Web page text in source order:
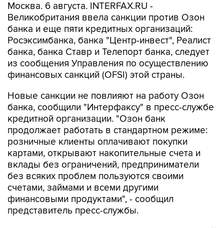
Москва. 6 августа. INTERFAX.RU -
Великобритания ввела санкции против Озон
банка и еще пяти кредитных организаций:
Росэксимбанка, банка "Центр-инвест", Реалист
банка, банка Ставр и Телепорт банка, следует
из сообщения Управления по осуществлению
финансовых санкций (OFSI) этой страны.
Новые санкции не повлияют на работу Озон
банка, сообщили "Интерфаксу" в пресс-службе
кредитной организации. "Озон банк
продолжает работать в стандартном режиме:
розничные клиенты оплачивают покупки
картами, открывают накопительные счета и
вклады без ограничений, предприниматели
без всяких проблем пользуются своими
счетами, займами и всеми другими
финансовыми продуктами", - сообщил
представитель пресс-службы.